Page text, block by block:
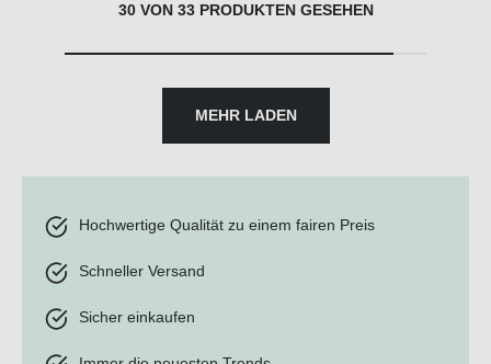
30 VON 33 PRODUKTEN GESEHEN
MEHR LADEN
Hochwertige Qualität zu einem fairen Preis
Schneller Versand
Sicher einkaufen